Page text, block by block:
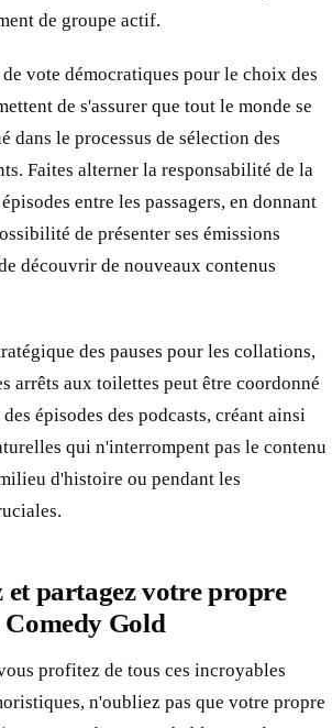
de groupe actif.
de vote démocratiques pour le choix des
de s'assurer que tout le monde se
dans le processus de sélection des
Faites alterner la responsabilité de la
entre les passagers, en donnant
de présenter ses émissions
découvrir de nouveaux contenus
des pauses pour les collations,
arrêts aux toilettes peut être coordonné
épisodes des podcasts, créant ainsi
qui n'interrompent pas le contenu
d'histoire ou pendant les
et partagez votre propre
Gold
profitez de tous ces incroyables
n'oubliez pas que votre propre